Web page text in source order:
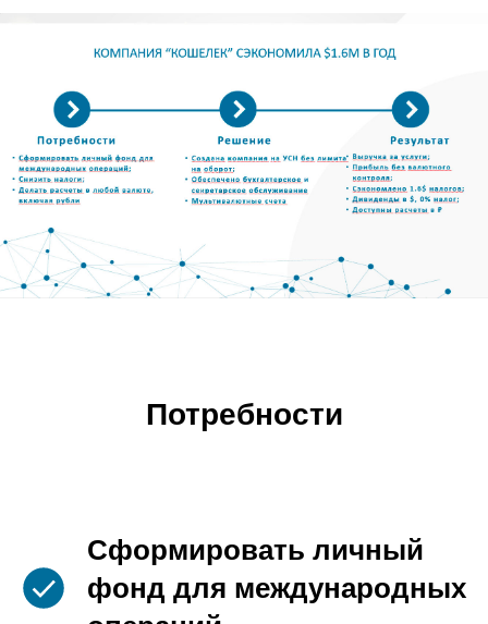
Потребности
Сформировать личный
фонд для международных